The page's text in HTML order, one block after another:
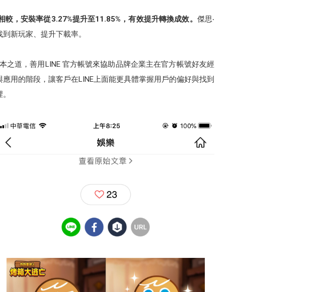
，安裝率從3.27%提升至11.85%，有效提升轉換成效。 傑思‧
新玩家、提升下載率。
之道，善用LINE 官方帳號來協助品牌企業主在官方帳號好友經
用的階段，讓客戶在LINE上面能更具體掌握用戶的偏好與找到